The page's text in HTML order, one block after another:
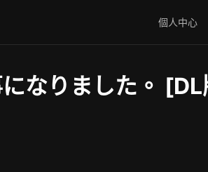
個人中心
なりました。